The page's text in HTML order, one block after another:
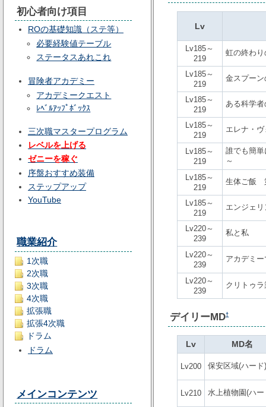
初心者向け項目
ROの基礎知識（ステ等）
必要経験値テーブル
ステータスあれこれ
冒険者アカデミー
アカデミークエスト
ﾚﾍﾞﾙｱｯﾌﾟﾎﾞｯｸｽ
三次職マスタープログラム
レベルを上げる
ゼニーを稼ぐ
序盤おすすめ装備
ステップアップ
YouTube
職業紹介
1次職
2次職
3次職
4次職
拡張職
拡張4次職
ドラム
ドラム
メインコンテンツ
Lv
Lv185～
219
虹の終わ
Lv185～
219
金スプー
Lv185～
219
ある科学
Lv185～
219
エレナ・
Lv185～
219
誰でも簡
～
Lv185～
219
生体ご飯
Lv185～
219
エンジェ
Lv220～
239
私と私
Lv220～
239
アカデミ
Lv220～
239
クリトゥ
デイリーMD†
Lv MD名
Lv200 保安区域(ハード)
Lv210 水上植物園(ハー